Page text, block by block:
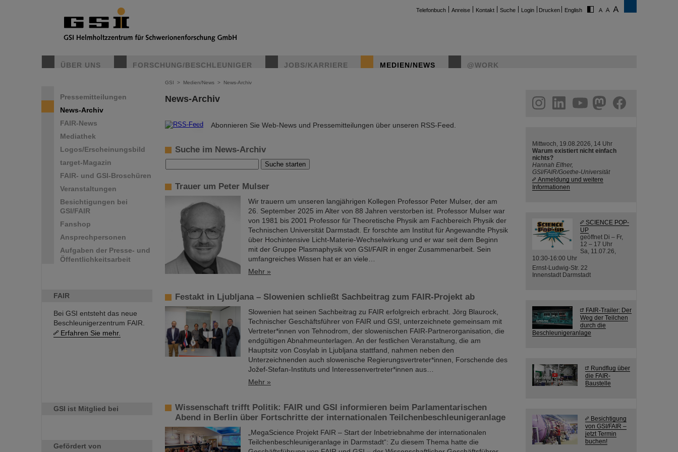
Telefonbuch Anreise Kontakt Suche Login Drucken English
ÜBER UNS FORSCHUNG/BESCHLEUNIGER JOBS/KARRIERE MEDIEN/NEWS @WORK
Pressemitteilungen
News-Archiv
FAIR-News
Mediathek
Logos/Erscheinungsbild
target-Magazin
FAIR- und GSI-Broschüren
Veranstaltungen
Besichtigungen bei
GSI/FAIR
Fanshop
Ansprechpersonen
Aufgaben der Presse- und
Öffentlichkeitsarbeit
FAIR
Bei GSI entsteht das neue
Beschleunigerzentrum FAIR.
Erfahren Sie mehr.
GSI ist Mitglied bei
Gefördert von
GSI > Medien/News > News-Archiv
News-Archiv
© Abonnieren Sie Web-News und Pressemitteilungen über unseren RSS-Feed.
Suche im News-Archiv
Trauer um Peter Mulser
Wir trauern um unseren langjährigen Kollegen Professor Peter Mulser, der am
26. September 2025 im Alter von 88 Jahren verstorben ist. Professor Mulser war
von 1981 bis 2001 Professor für Theoretische Physik am Fachbereich Physik der
Technischen Universität Darmstadt. Er forschte am Institut für Angewandte Physik
über Hochintensive Licht-Materie-Wechselwirkung und er war seit dem Beginn
mit der Gruppe Plasmaphysik von GSI/FAIR in enger Zusammenarbeit. Sein
umfangreiches Wissen hat er an viele…
Mehr »
Festakt in Ljubljana – Slowenien schließt Sachbeitrag zum FAIR-Projekt ab
Slowenien hat seinen Sachbeitrag zu FAIR erfolgreich erbracht. Jörg Blaurock,
Technischer Geschäftsführer von FAIR und GSI, unterzeichnete gemeinsam mit
Vertreter*innen von Tehnodrom, der slowenischen FAIR-Partnerorganisation, die
endgültigen Abnahmeunterlagen. An der festlichen Veranstaltung, die am
Hauptsitz von Cosylab in Ljubljana stattfand, nahmen neben den
Unterzeichnenden auch slowenische Regierungsvertreter*innen, Forschende des
Jožef-Stefan-Instituts und Interessenvertreter*innen aus…
Mehr »
Wissenschaft trifft Politik: FAIR und GSI informieren beim Parlamentarischen
Abend in Berlin über Fortschritte der internationalen Teilchenbeschleunigeranlage
„MegaScience Projekt FAIR – Start der Inbetriebnahme der internationalen
Teilchenbeschleunigeranlage in Darmstadt“: Zu diesem Thema hatte die
helmholtz.social
facebook
Mittwoch, 19.08.2026, 14 Uhr
Warum existiert nicht einfach
nichts?
Hannah Elfner,
GSI/FAIR/Goethe-Universität
Anmeldung und weitere
Informationen
SCIENCE POP-
UP
geöffnet Di – Fr,
12 – 17 Uhr
Sa, 11.07.26,
10:30-16:00 Uhr
Ernst-Ludwig-Str. 22
Innenstadt Darmstadt
FAIR-Trailer: Der
Weg der Teilchen
durch die
Beschleunigeranlage
Rundflug über
die FAIR-
Baustelle
Besichtigung
von GSI/FAIR –
jetzt Termin
buchen!